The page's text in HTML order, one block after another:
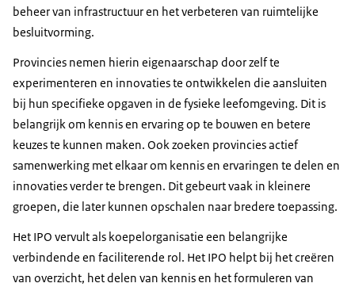
beheer van infrastructuur en het verbeteren van ruimtelijke
besluitvorming.
Provincies nemen hierin eigenaarschap door zelf te
experimenteren en innovaties te ontwikkelen die aansluiten
bij hun specifieke opgaven in de fysieke leefomgeving. Dit is
belangrijk om kennis en ervaring op te bouwen en betere
keuzes te kunnen maken. Ook zoeken provincies actief
samenwerking met elkaar om kennis en ervaringen te delen en
innovaties verder te brengen. Dit gebeurt vaak in kleinere
groepen, die later kunnen opschalen naar bredere toepassing.
Het IPO vervult als koepelorganisatie een belangrijke
verbindende en faciliterende rol. Het IPO helpt bij het creëren
van overzicht, het delen van kennis en het formuleren van